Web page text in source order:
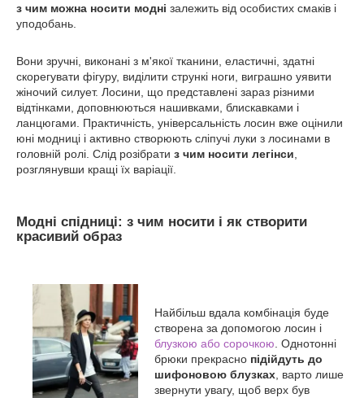
з чим можна носити модні залежить від особистих смаків і
уподобань.
Вони зручні, виконані з м'якої тканини, еластичні, здатні
скорегувати фігуру, виділити стрункі ноги, виграшно уявити
жіночий силует. Лосини, що представлені зараз різними
відтінками, доповнюються нашивками, блискавками і
ланцюгами. Практичність, універсальність лосин вже оцінили
юні модниці і активно створюють сліпучі луки з лосинами в
головній ролі. Слід розібрати з чим носити легінси
розглянувши кращі їх варіації.
Модні спідниці: з чим носити і як створити
красивий образ
Найбільш вдала комбінація буде
створена за допомогою лосин і
блузкою або сорочкою. Однотонні
брюки прекрасно підійдуть до
шифоновою блузках, варто лише
звернути увагу, щоб верх був